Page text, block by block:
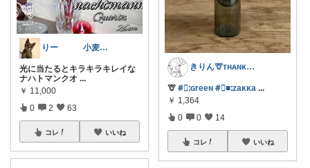
りー 小麦収穫8月中旬まで？
光に当たるとキラキラキレイな
ナハトマンクオ ...
￥ 11,000
0 2 63
コレ いいね
きりん🦒ᴛʜᴀɴᴋs ᴀʟᴡᴀʏs.
🦒 #⃞ᱺɢreeɴ #⃞■ᱺzaᴋᴋa ...
￥ 1,364
0 0 14
コレ いいね